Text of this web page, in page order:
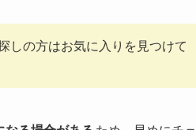
しの方はお気に入りを見つけて